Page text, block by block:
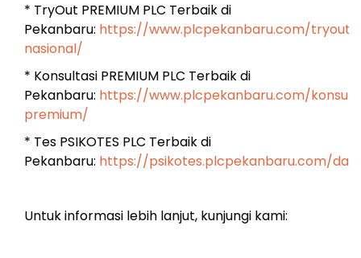
* TryOut PREMIUM PLC Terbaik di
Pekanbaru: https://www.plcpekanbaru.com/tryout-
nasional/
* Konsultasi PREMIUM PLC Terbaik di
Pekanbaru: https://www.plcpekanbaru.com/
premium/
* Tes PSIKOTES PLC Terbaik di
Pekanbaru: https://psikotes.plcpekanbaru.com/
Untuk informasi lebih lanjut, kunjungi kami: